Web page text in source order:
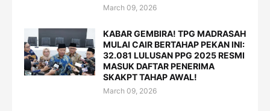
March 09, 2026
KABAR GEMBIRA! TPG MADRASAH
MULAI CAIR BERTAHAP PEKAN INI:
32.081 LULUSAN PPG 2025 RESMI
MASUK DAFTAR PENERIMA
SKAKPT TAHAP AWAL!
March 09, 2026